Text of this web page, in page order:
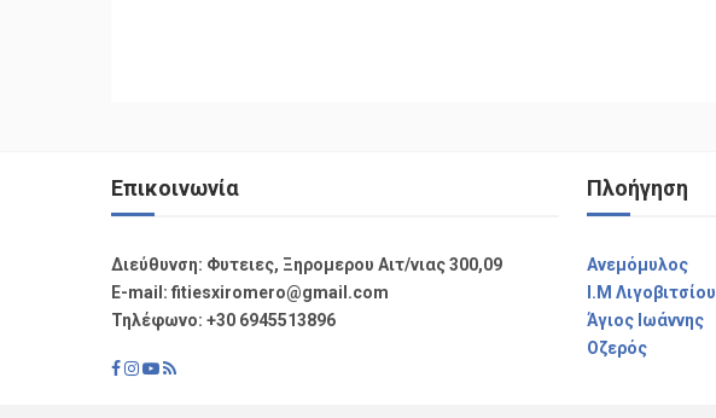
Επικοινωνία
Διεύθυνση: Φυτειες, Ξηρομερου Αιτ/νιας 300,09
Ε-mail: fitiesxiromero@gmail.com
Τηλέφωνο: +30 6945513896
Πλοήγηση
Aνεμόμυλος
I.M Λιγοβιτσίου
Άγιος Ιωάννης
Οζερός